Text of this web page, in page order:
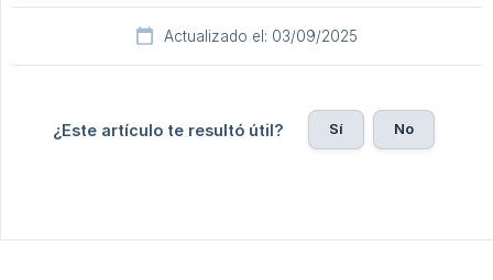
Actualizado el: 03/09/2025
¿Este artículo te resultó útil? Sí No